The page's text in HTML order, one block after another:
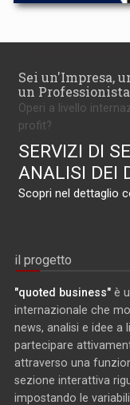
Sei un'Impresa,
un
Operi a livello
profit?
SERVIZI DI
ANALISI DEI
Scopri nel dettaglio
il progetto
"quoted business" è
internazionale che
news, analisi e idee a
partecipare
attraverso una
sezione interattiva
impostando le